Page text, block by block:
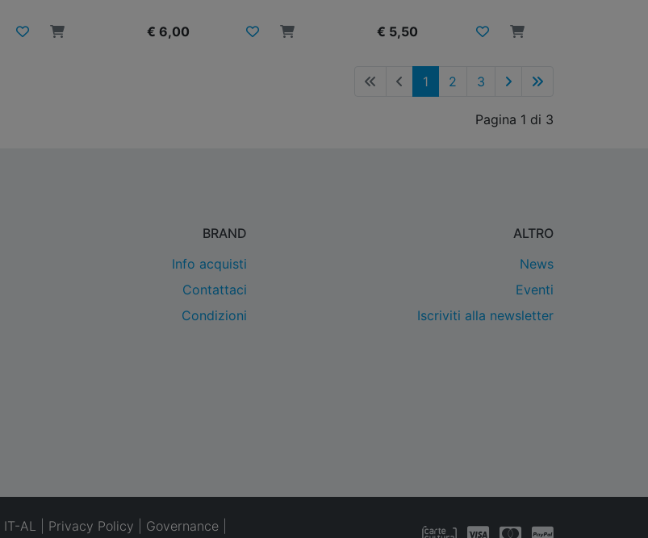
€ 6,00 € 5,50
1 2 3
Pagina 1 di 3
BRAND
Info acquisti
Contattaci
Condizioni
ALTRO
News
Eventi
Iscriviti alla newsletter
IT-AL Privacy Policy Governance